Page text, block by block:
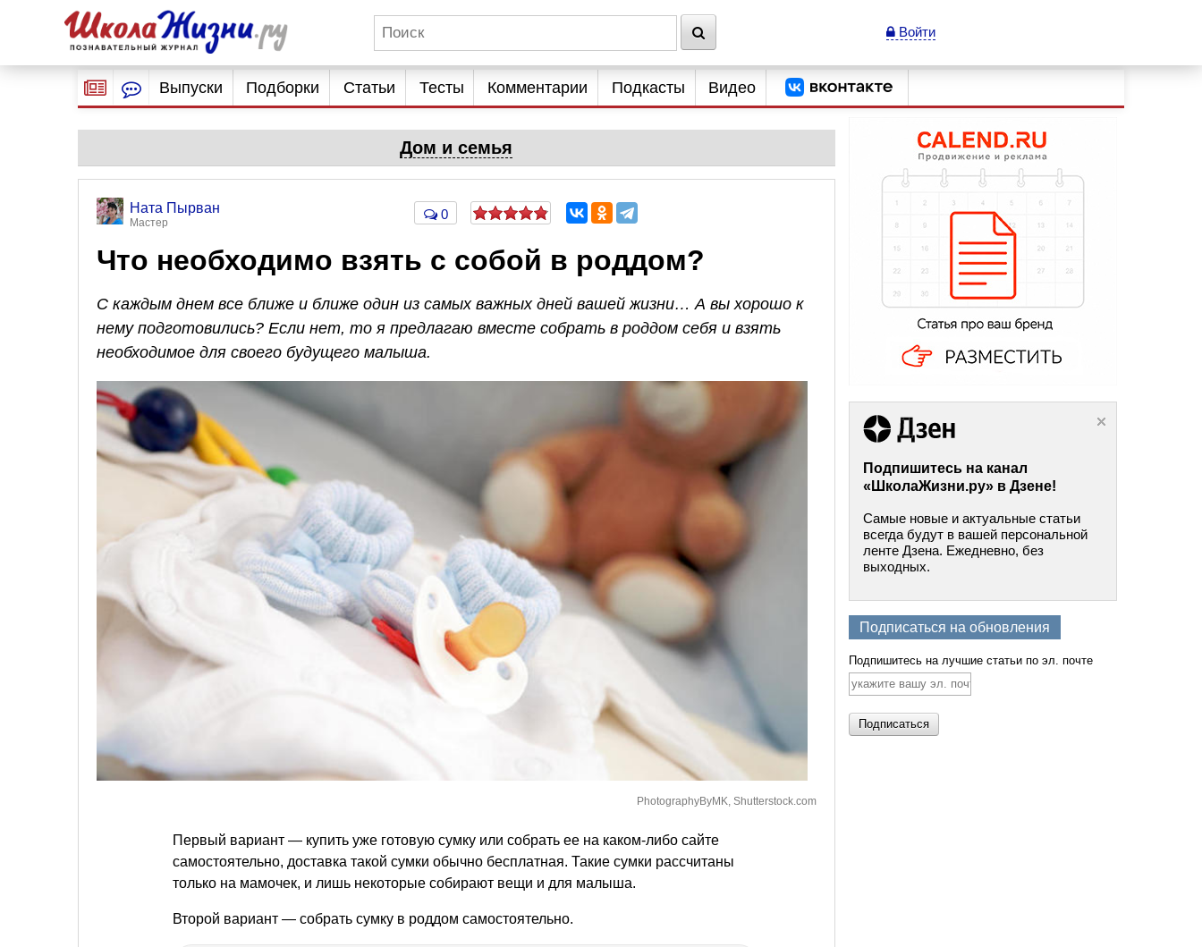
Войти
Выпуски Подборки Статьи Тесты Комментарии Подкасты Видео
Дом и семья
Ната Пырван
Мастер
0
Что необходимо взять с собой в роддом?
С каждым днем все ближе и ближе один из самых важных дней вашей жизни… А вы хорошо к
нему подготовились? Если нет, то я предлагаю вместе собрать в роддом себя и взять
необходимое для своего будущего малыша.
PhotographyByMK, Shutterstock.com
Первый вариант — купить уже готовую сумку или собрать ее на каком-либо сайте
самостоятельно, доставка такой сумки обычно бесплатная. Такие сумки рассчитаны
только на мамочек, и лишь некоторые собирают вещи и для малыша.
Второй вариант — собрать сумку в роддом самостоятельно.
Подпишитесь на канал
«ШколаЖизни.ру» в Дзене!
Самые новые и актуальные статьи
всегда будут в вашей персональной
ленте Дзена. Ежедневно, без
выходных.
Подписаться на обновления
Подпишитесь на лучшие статьи по эл. почте